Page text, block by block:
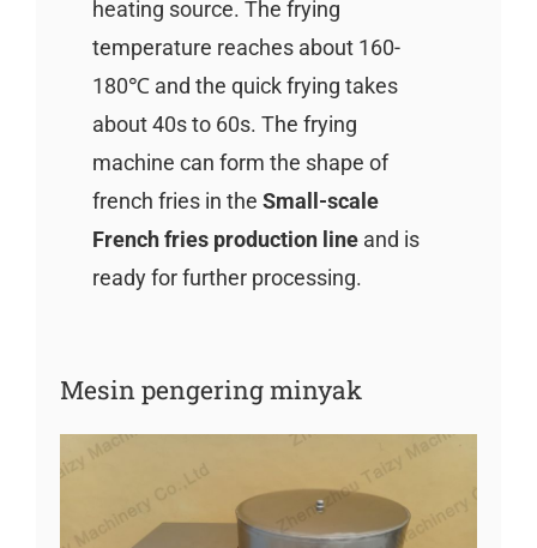
heating source. The frying
temperature reaches about 160-
180℃ and the quick frying takes
about 40s to 60s. The frying
machine can form the shape of
french fries in theSmall-scale
French fries production line and is
ready for further processing.
Mesin pengering minyak